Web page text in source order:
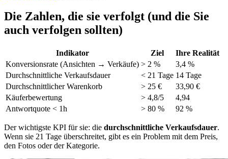
Die Zahlen, die sie verfolgt (und die Sie
auch verfolgen sollten)
Indikator Ziel
Ihre Realität
Konversionsrate (Ansichten → Verkäufe) > 2 %
3,4 %
Durchschnittliche Verkaufsdauer
< 21 Tage 14 Tage
Durchschnittlicher Warenkorb
> 25 €
33,90 €
Käuferbewertung
> 4,8/5
4,94
Antwortquote < 1h
> 80 % 92 %
Der wichtigste KPI für sie: die durchschnittliche Verkaufsdauer.
Wenn sie 21 Tage überschreitet, gibt es ein Problem mit dem Preis,
den Fotos oder der Kategorie.